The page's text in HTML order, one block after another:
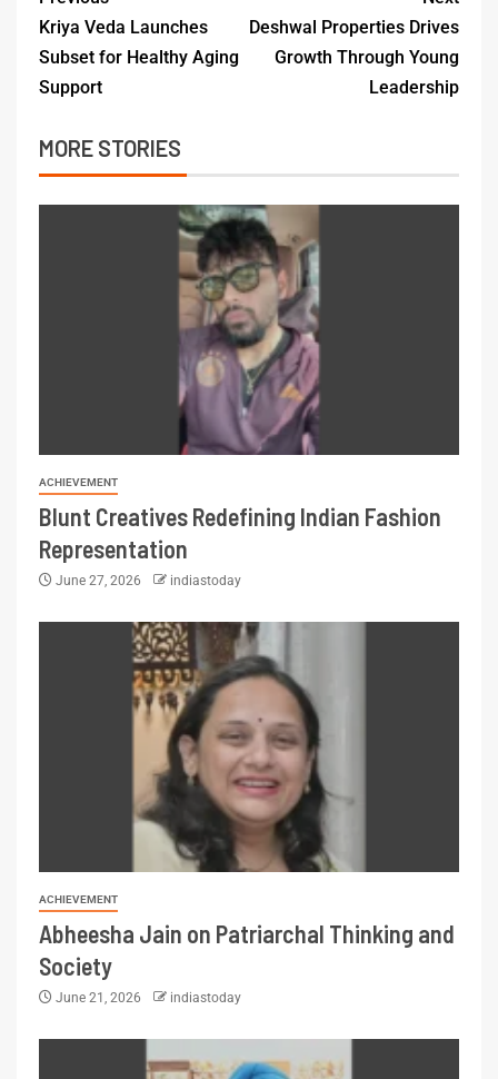
Kriya Veda Launches
Subset for Healthy Aging
Support
Deshwal Properties Drives
Growth Through Young
Leadership
MORE STORIES
ACHIEVEMENT
Blunt Creatives Redefining Indian Fashion
Representation
June 27, 2026 indiastoday
ACHIEVEMENT
Abheesha Jain on Patriarchal Thinking and
Society
June 21, 2026 indiastoday